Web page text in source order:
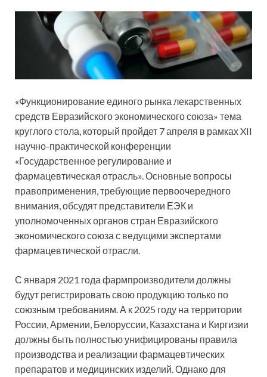
«Функционирование единого рынка лекарственных
средств Евразийского экономического союза» тема
круглого стола, который пройдет 7 апреля в рамках XII
научно-практической конференции
«Государственное регулирование и
фармацевтическая отрасль». Основные вопросы
правоприменения, требующие первоочередного
внимания, обсудят представители ЕЭК и
уполномоченных органов стран Евразийского
экономического союза с ведущими экспертами
фармацевтической отрасли.
С января 2021 года фармпроизводители должны
будут регистрировать свою продукцию только по
союзным требованиям. А к 2025 году на территории
России, Армении, Белоруссии, Казахстана и Киргизии
должны быть полностью унифицированы правила
производства и реализации фармацевтических
препаратов и медицинских изделий. Однако для